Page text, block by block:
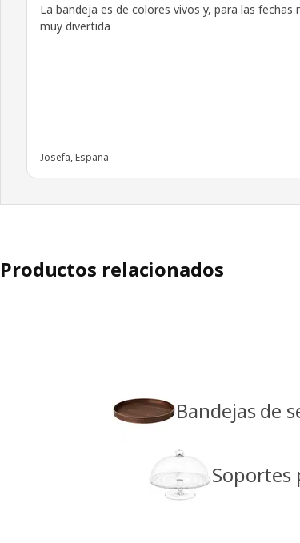
La bandeja es de colores vivos y, para las fechas
muy divertida
Josefa, España
Productos relacionados
Bandejas de
Soportes